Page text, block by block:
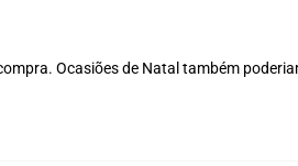
Ocasiões de Natal também